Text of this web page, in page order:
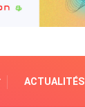
ACTUALITÉS